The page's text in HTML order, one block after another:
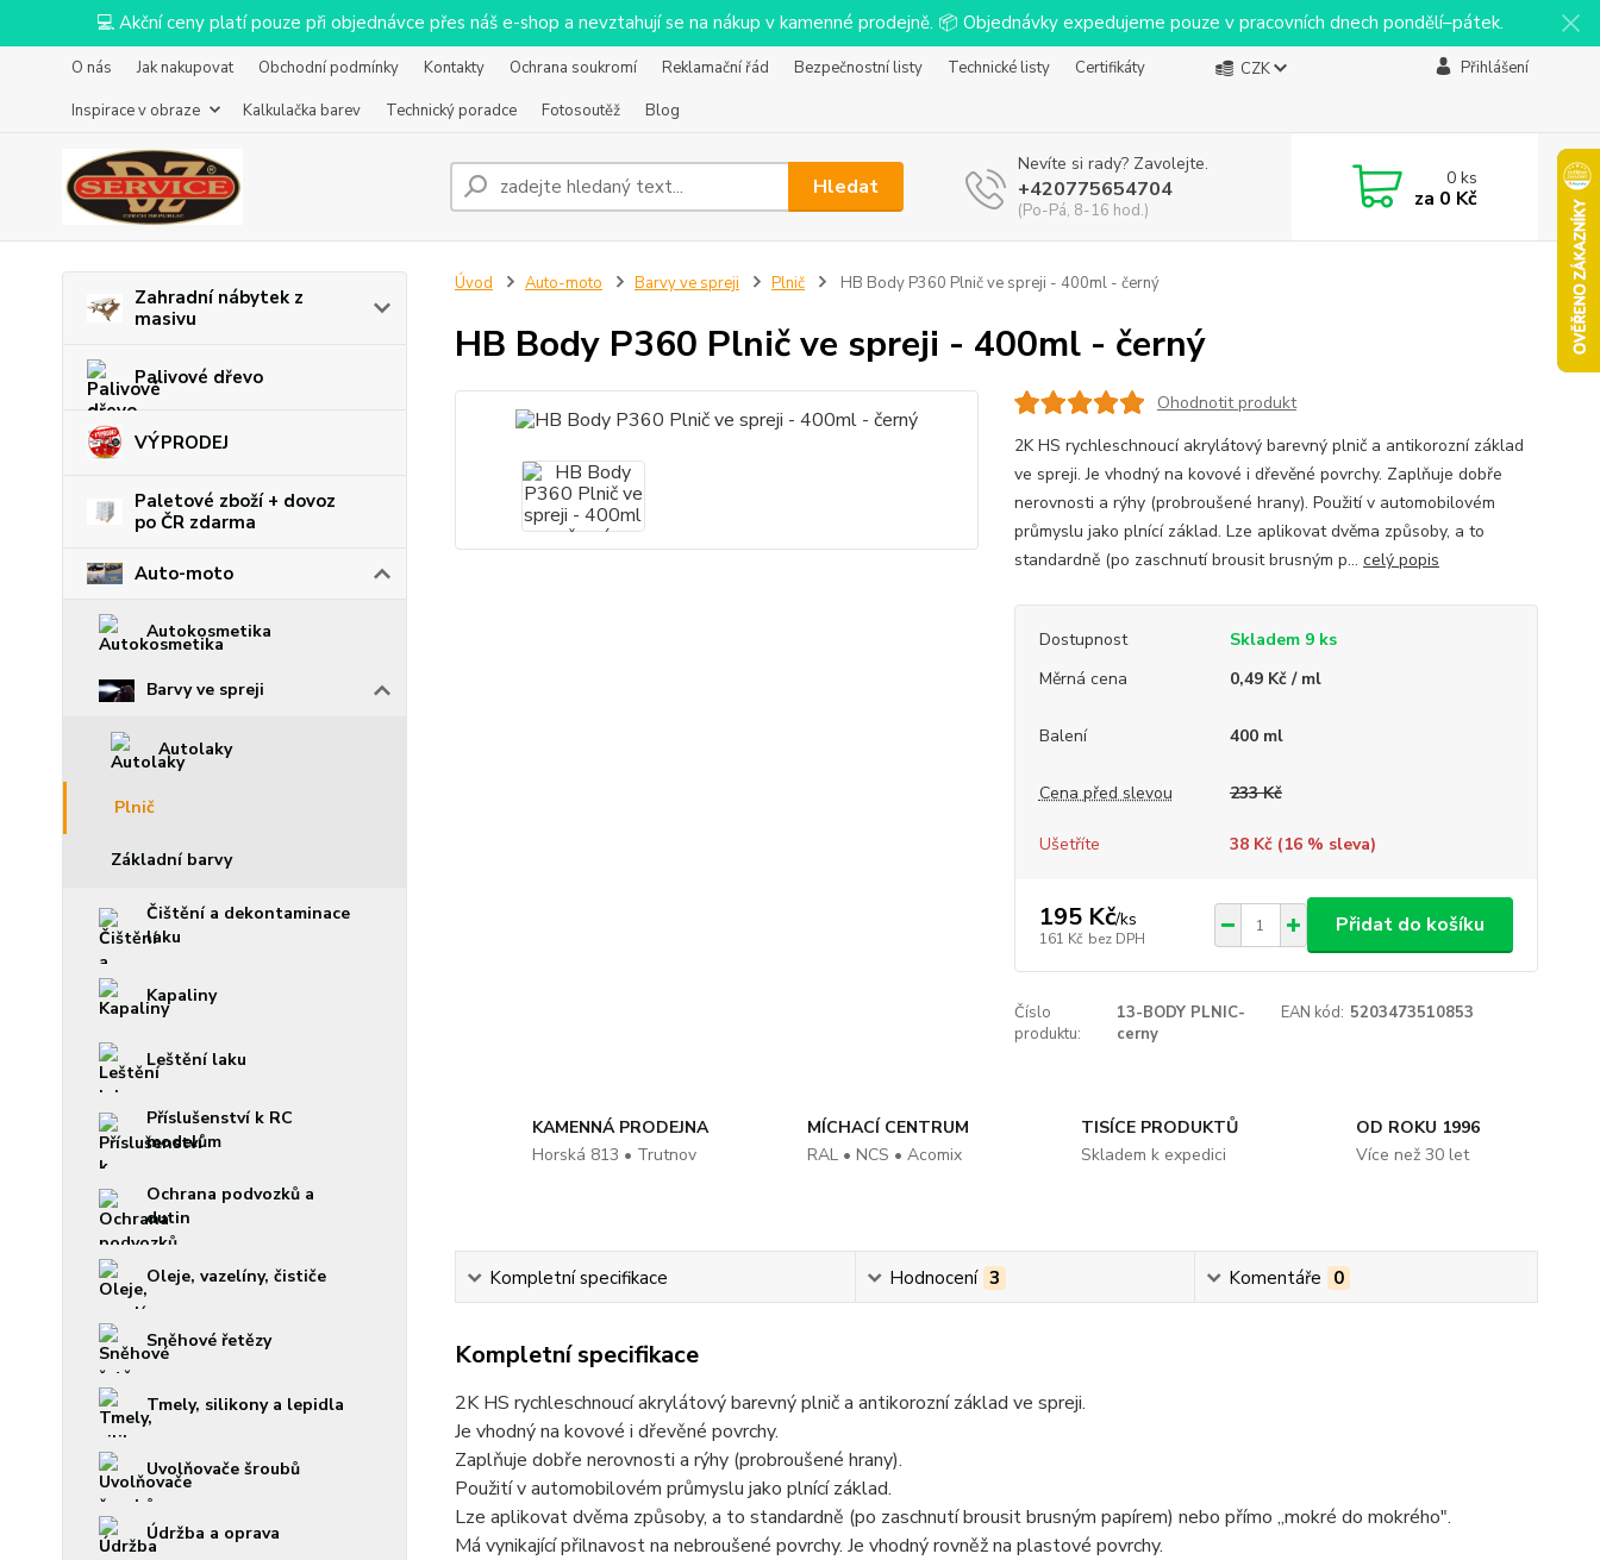
💻 Akční ceny platí pouze při objednávce přes náš e-shop a nevztahují se na nákup v kamenné prodejně. 📦 Objednávky expedujeme pouze v pracovních dnech pondělí–pátek.
O nás Jak nakupovat Obchodní podmínky Kontakty Ochrana soukromí Reklamační řád Bezpečnostní listy Technické listy
Certifikáty
Inspirace v obraze
Kalkulačka barev Technický poradce Fotosoutěž Blog
CZK Přihlášení
Hledat
Nevíte si rady? Zavolejte.
+420775654704
(Po-Pá, 8-16 hod.)
0ks
za 0 Kč
Zahradní nábytek z
masivu
Palivové dřevo
VÝPRODEJ
Paletové zboží + dovoz
po ČR zdarma
Auto-moto
Autokosmetika
Barvy ve spreji
Autolaky
Plnič
Základní barvy
Čištění a dekontaminace
laku
Kapaliny
Leštění laku
Příslušenství k RC
modelům
Ochrana podvozků a
dutin
Oleje, vazelíny, čističe
Sněhové řetězy
Tmely, silikony a lepidla
Uvolňovače šroubů
Údržba a oprava
Úvod Auto-moto Barvy ve spreji Plnič HB Body P360 Plnič ve spreji - 400ml - černý
HB Body P360 Plnič ve spreji - 400ml - černý
Ohodnotit produkt
2K HS rychleschnoucí akrylátový barevný plnič a antikorozní základ
ve spreji. Je vhodný na kovové i dřevěné povrchy. Zaplňuje dobře
nerovnosti a rýhy (probroušené hrany). Použití v automobilovém
průmyslu jako plnící základ. Lze aplikovat dvěma způsoby, a to
standardně (po zaschnutí brousit brusným p... celý popis
Dostupnost
Skladem 9 ks
Měrná cena
0,49 Kč / ml
Balení 400 ml
Cena před slevou 233 Kč
Ušetříte 38 Kč (16% sleva)
195 Kč/ks
161 Kč bez DPH
Přidat do košíku
Číslo
produktu:
13-BODY PLNIC-
cerny
EAN kód: 5203473510853
KAMENNÁ PRODEJNA
Horská 813 • Trutnov
MÍCHACÍ CENTRUM
RAL • NCS • Acomix
TISÍCE PRODUKTŮ
Skladem k expedici
OD ROKU 1996
Více než 30 let
Kompletní specifikace Hodnocení 3 Komentáře 0
Kompletní specifikace
2K HS rychleschnoucí akrylátový barevný plnič a antikorozní základ ve spreji.
Je vhodný na kovové i dřevěné povrchy.
Zaplňuje dobře nerovnosti a rýhy (probroušené hrany).
Použití v automobilovém průmyslu jako plnící základ.
Lze aplikovat dvěma způsoby, a to standardně (po zaschnutí brousit brusným papírem) nebo přímo ,,mokré do mokrého".
Má vynikající přilnavost na nebroušené povrchy. Je vhodný rovněž na plastové povrchy.